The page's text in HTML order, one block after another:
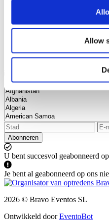
Allow
Abonneer u op onze
nieuws en kortingen.
Abonneren
U bent succesvol geabonneerd
Je bent al geabonneerd op ons
2026 © Bravo Eventos SL
Ontwikkeld doorEventoBot